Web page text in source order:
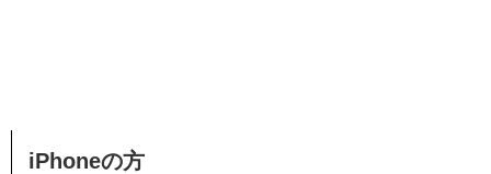
iPhoneの方